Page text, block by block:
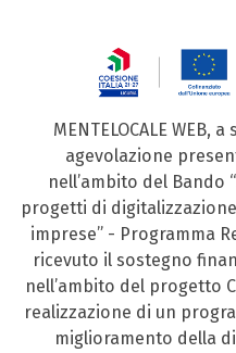
MENTELOCALE WEB,
agevolazione
nell’ambito del Bando
progetti di
imprese” - Programma
ricevuto il sostegno
nell’ambito del progetto
realizzazione di un
miglioramento della